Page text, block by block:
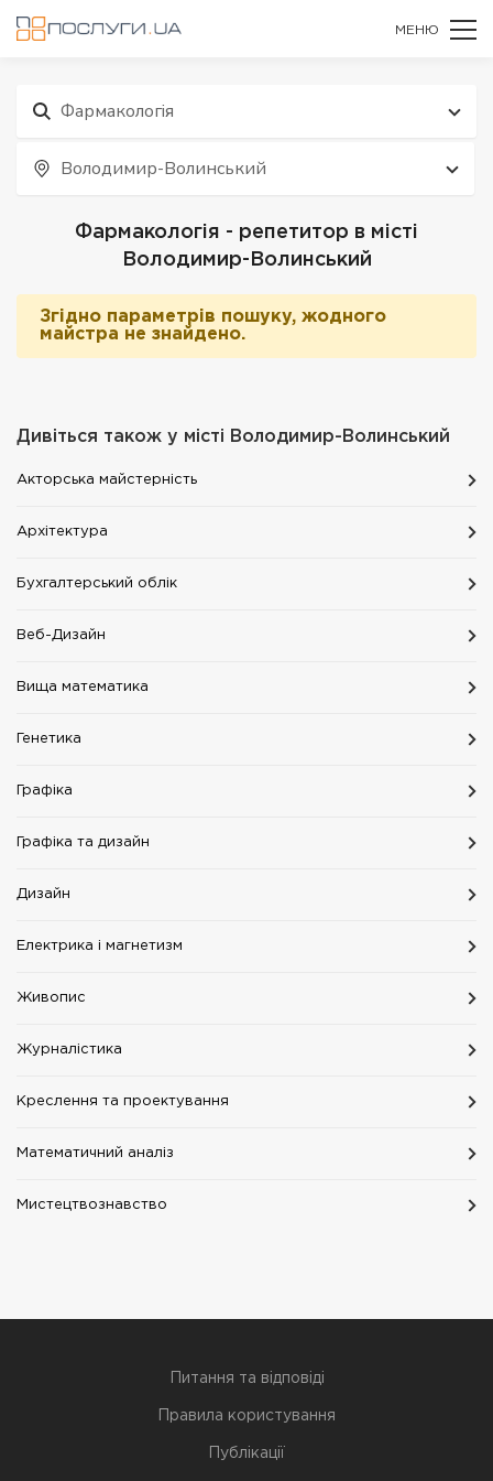
МЕНЮ
Фармакологія
Володимир-Волинський
Фармакологія - репетитор в місті
Володимир-Волинський
Згідно параметрів пошуку, жодного
майстра не знайдено.
Дивіться також у місті Володимир-Волинський
Акторська майстерність
Архітектура
Бухгалтерський облік
Веб-Дизайн
Вища математика
Генетика
Графіка
Графіка та дизайн
Дизайн
Електрика і магнетизм
Живопис
Журналістика
Креслення та проектування
Математичний аналіз
Мистецтвознавство
Питання та відповіді
Правила користування
Публікації